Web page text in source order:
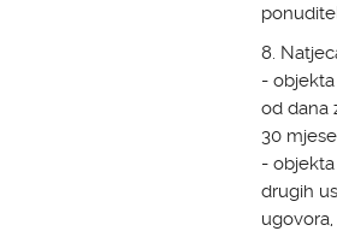
8.
-
od dana
30
-
drugih